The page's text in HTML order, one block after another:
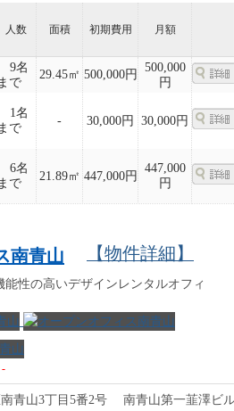
人数 面積 初期費用 月額
9名
で
29.45㎡ 500,000円
500,000
円
1名
で
- 30,000円 30,000円
6名
で
21.89㎡ 447,000円
447,000
円
南青山 【物件詳細】
性の高いデザインレンタルオフィ
-
青山3丁目5番2号 南青山第一韮澤ビル